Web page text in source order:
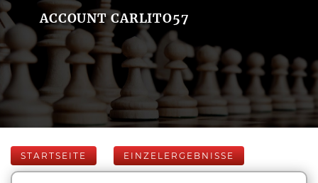
ACCOUNT CARLITO57
STARTSEITE EINZELERGEBNISSE